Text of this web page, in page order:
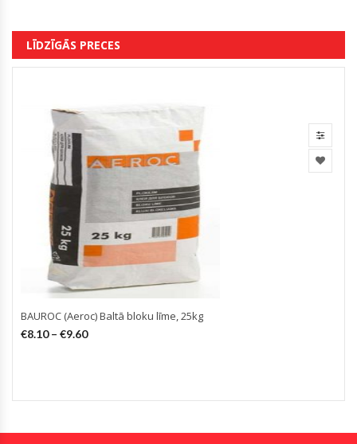
LĪDZĪGĀS PRECES
BAUROC (Aeroc) Baltā bloku līme, 25kg
€8.10– €9.60